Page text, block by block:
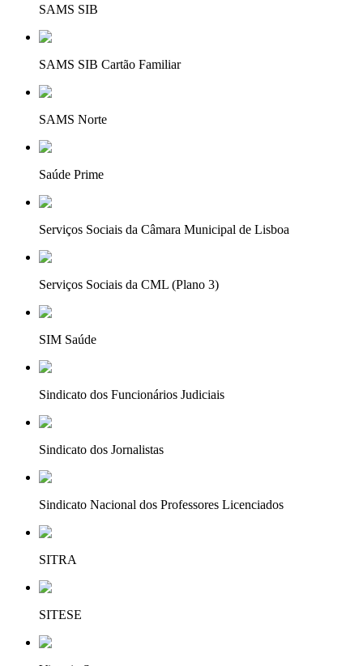
SAMS SIB
SAMS SIB Cartão Familiar
SAMS Norte
Saúde Prime
Serviços Sociais da Câmara Municipal de Lisboa
Serviços Sociais da CML (Plano 3)
SIM Saúde
Sindicato dos Funcionários Judiciais
Sindicato dos Jornalistas
Sindicato Nacional dos Professores Licenciados
SITRA
SITESE